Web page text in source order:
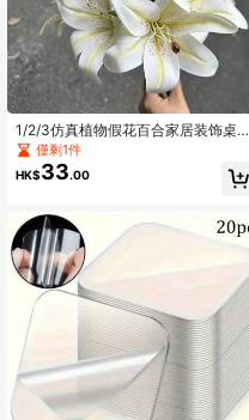
1/2/3仿真植物假花百合家居装饰桌面
装饰插花，仿真花塑料花庭院装饰，
婚庆装饰花，手工花束假花，百合装
饰假花客厅桌面装饰仿真花
僅剩1件
HK$33.00